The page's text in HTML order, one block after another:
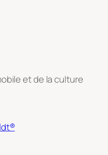
et de la culture